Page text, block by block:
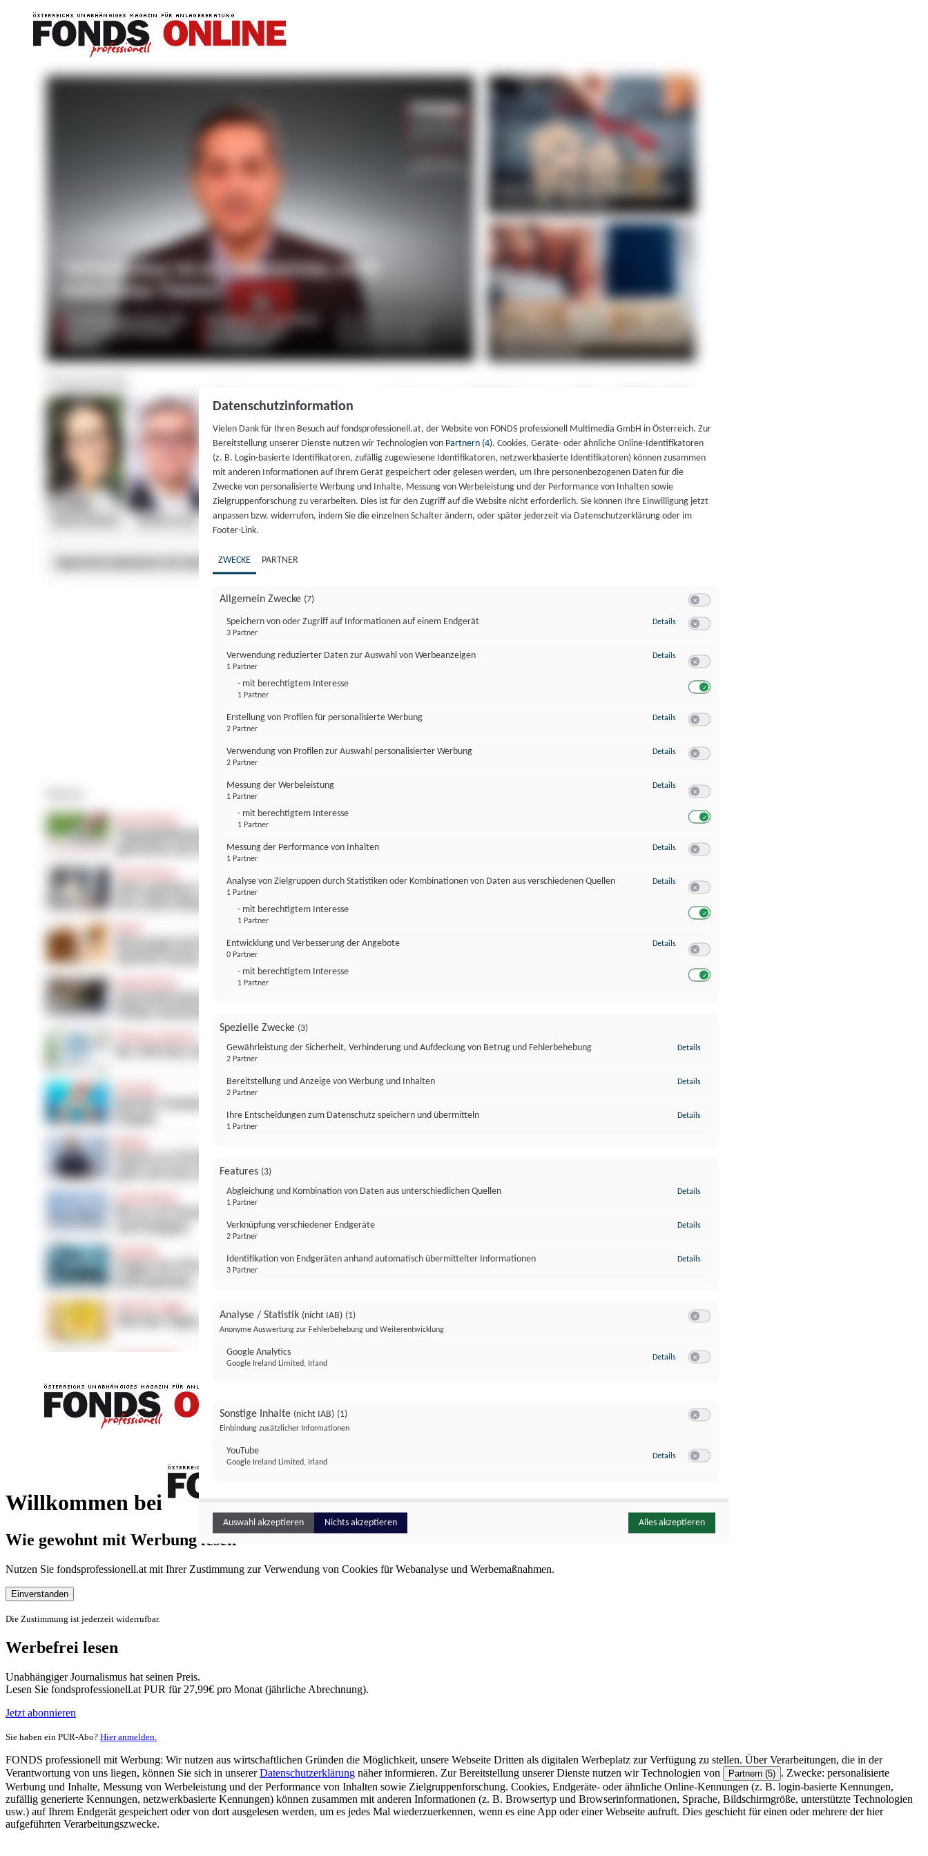
Willkommen bei
FONDS professionell
Wie gewohnt mit Werbung lesen
Nutzen Sie fondsprofessionell.at mit Ihrer Zustimmung zur Verwendung von Cookies für Webanalyse und Werbemaßnahmen.
Einverstanden
Die Zustimmung ist jederzeit widerrufbar.
Werbefrei lesen
Unabhängiger Journalismus hat seinen Preis.
Lesen Sie fondsprofessionell.at PUR für 27,99€ pro Monat (jährliche Abrechnung).
Jetzt abonnieren
Sie haben ein PUR-Abo? Hier anmelden.
FONDS professionell mit Werbung: Wir nutzen aus wirtschaftlichen Gründen die Möglichkeit, unsere Webseite Dritten als digitalen Werbeplatz zur Verfügung zu stellen. Über Verarbeitungen, die in der
Verantwortung von uns liegen, können Sie sich in unsererDatenschutzerklärung näher informieren. Zur Bereitstellung unserer Dienste nutzen wir Technologien von Partnern (5) . Zwecke: personalisierte
Werbung und Inhalte, Messung von Werbeleistung und der Performance von Inhalten sowie Zielgruppenforschung. Cookies, Endgeräte- oder ähnliche Online-Kennungen (z. B. login-basierte Kennungen,
zufällig generierte Kennungen, netzwerkbasierte Kennungen) können zusammen mit anderen Informationen (z. B. Browsertyp und Browserinformationen, Sprache, Bildschirmgröße, unterstützte Technologien
usw.) auf Ihrem Endgerät gespeichert oder von dort ausgelesen werden, um es jedes Mal wiederzuerkennen, wenn es eine App oder einer Webseite aufruft. Dies geschieht für einen oder mehrere der hier
aufgeführten Verarbeitungszwecke.
Datenschutzinformation
Vielen Dank für Ihren Besuch auf fondsprofessionell.at, der Website von FONDS professionell Multimedia GmbH in Österreich. Zur
Bereitstellung unserer Dienste nutzen wir Technologien von Partnern (4). Cookies, Geräte- oder ähnliche Online-Identifikatoren
(z. B. Login-basierte Identifikatoren, zufällig zugewiesene Identifikatoren, netzwerkbasierte Identifikatoren) können zusammen
mit anderen Informationen auf Ihrem Gerät gespeichert oder gelesen werden, um Ihre personenbezogenen Daten für die
Zwecke von personalisierte Werbung und Inhalte, Messung von Werbeleistung und der Performance von Inhalten sowie
Zielgruppenforschung zu verarbeiten. Dies ist für den Zugriff auf die Website nicht erforderlich. Sie können Ihre Einwilligung jetzt
anpassen bzw. widerrufen, indem Sie die einzelnen Schalter ändern, oder später jederzeit via Datenschutzerklärung oder im
Footer-Link.
ZWECKE PARTNER
Allgemein Zwecke (7)
Speichern von oder Zugriff auf Informationen auf einem Endgerät
3 Partner
Details zu Speichern von oder Zugriff auf Informationen auf einem Endgerät
Verwendung reduzierter Daten zur Auswahl von Werbeanzeigen
1 Partner
- mit berechtigtem Interesse
1 Partner
Details zu Verwendung reduzierter Daten zur Auswahl von Werbeanzeigen
Erstellung von Profilen für personalisierte Werbung
2 Partner
Details zu Erstellung von Profilen für personalisierte Werbung
Verwendung von Profilen zur Auswahl personalisierter Werbung
2 Partner
Details zu Verwendung von Profilen zur Auswahl personalisierter Werbung
Messung der Werbeleistung
1 Partner
- mit berechtigtem Interesse
1 Partner
Details zu Messung der Werbeleistung
Messung der Performance von Inhalten
1 Partner
Details zu Messung der Performance von Inhalten
Analyse von Zielgruppen durch Statistiken oder Kombinationen von Daten aus verschiedenen Quellen
1 Partner
- mit berechtigtem Interesse
1 Partner
Details zu Analyse von Zielgruppen durch Statistiken oder Kombinationen von
Entwicklung und Verbesserung der Angebote
0 Partner
- mit berechtigtem Interesse
1 Partner
Details zu Entwicklung und Verbesserung der Angebote
Spezielle Zwecke (3)
Gewährleistung der Sicherheit, Verhinderung und Aufdeckung von Betrug und Fehlerbehebung
2 Partner
Details
Bereitstellung und Anzeige von Werbung und Inhalten
2 Partner
Details
Ihre Entscheidungen zum Datenschutz speichern und übermitteln
1 Partner
Details
Features (3)
Abgleichung und Kombination von Daten aus unterschiedlichen Quellen
1 Partner
Details
Verknüpfung verschiedener Endgeräte
2 Partner
Details
Identifikation von Endgeräten anhand automatisch übermittelter Informationen
3 Partner
Details
Analyse / Statistik (nicht IAB) (1)
Anonyme Auswertung zur Fehlerbehebung und Weiterentwicklung
Google Analytics
Google Ireland Limited, Irland
Details zu Google Analytics
Sonstige Inhalte (nicht IAB) (1)
Einbindung zusätzlicher Informationen
YouTube
Google Ireland Limited, Irland
Details zu YouTube
Auswahl akzeptieren Nichts akzeptieren Alles akzeptieren